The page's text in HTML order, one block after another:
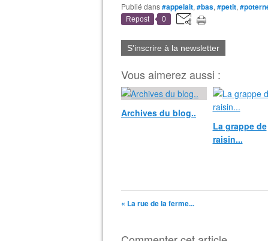
Publié dans#appelait, #bas, #petit,
Repost 0
S'inscrire à la newsletter
Vous aimerez aussi :
Archives du blog..
La grappe de
raisin...
« La rue de la ferme...